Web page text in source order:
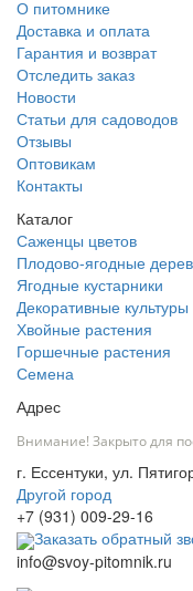
О питомнике
Доставка и оплата
Гарантия и возврат
Отследить заказ
Новости
Статьи для садоводов
Отзывы
Оптовикам
Контакты
Каталог
Саженцы цветов
Плодово-ягодные
Ягодные кустарники
Декоративные культуры
Хвойные растения
Горшечные растения
Семена
Адрес
Внимание! Закрыто для
г. Ессентуки, ул.
Другой город
+7 (931) 009-29-16
Заказать обратный
info@svoy-pitomnik.ru